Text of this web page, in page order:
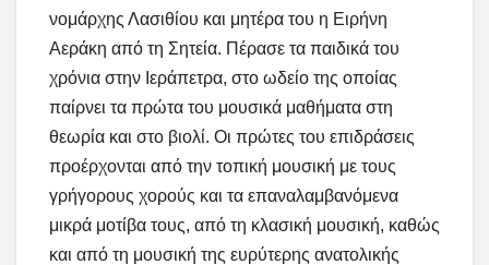
νομάρχης Λασιθίου και μητέρα του η Ειρήνη
Αεράκη από τη Σητεία. Πέρασε τα παιδικά του
χρόνια στην Ιεράπετρα, στο ωδείο της οποίας
παίρνει τα πρώτα του μουσικά μαθήματα στη
θεωρία και στο βιολί. Οι πρώτες του επιδράσεις
προέρχονται από την τοπική μουσική με τους
γρήγορους χορούς και τα επαναλαμβανόμενα
μικρά μοτίβα τους, από τη κλασική μουσική, καθώς
και από τη μουσική της ευρύτερης ανατολικής